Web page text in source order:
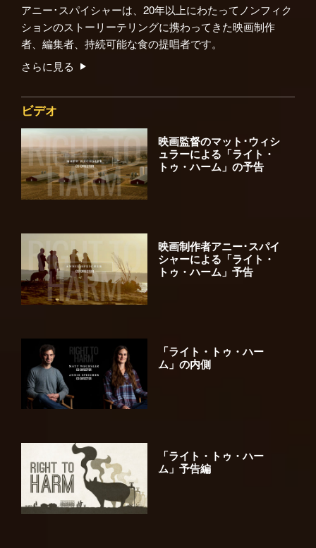
アニー･スパイシャーは、20年以上にわたってノンフィク
ションのストーリーテリングに携わってきた映画制作
者、編集者、持続可能な食の提唱者です。
さらに見る
ビデオ
映画監督のマット･ウィシ
ュラーによる「ライト・
トゥ・ハーム」の予告
映画制作者アニー･スパイ
シャーによる「ライト・
トゥ・ハーム」予告
「ライト・トゥ・ハー
ム」の内側
「ライト・トゥ・ハー
ム」予告編